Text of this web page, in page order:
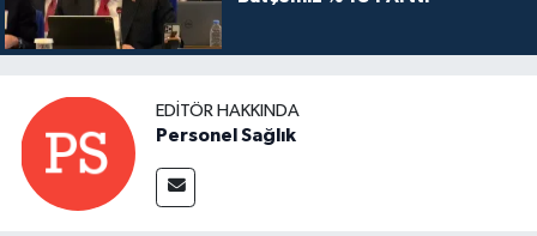
EDITÖR HAKKINDA
Personel Sağlık